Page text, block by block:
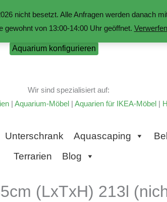
nicht besetzt. Alle Anfragen werden danach
gewohnt von 13:00-14:00 Uhr geöffnet. Verwerfen
Aquarium konfigurieren
Wir sind spezialisiert auf:
| Aquarium-Möbel | Aquarien für IKEA-Möbel |
Unterschrank Aquascaping
Terrarien
Blog
(LxTxH) 213l